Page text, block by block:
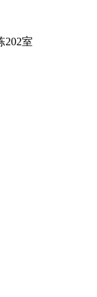
202室